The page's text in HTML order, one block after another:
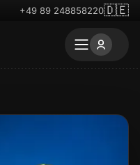
+49 89 248858220🇩🇪